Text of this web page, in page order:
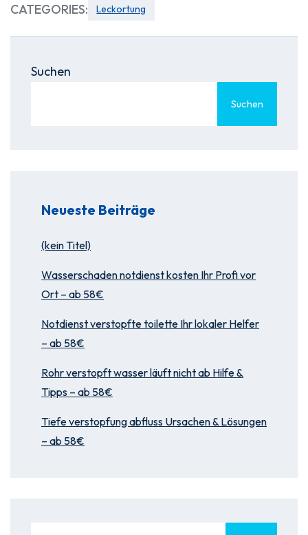
CATEGORIES: Leckortung
Suchen
Suchen
Neueste Beiträge
(kein Titel)
Wasserschaden notdienst kosten Ihr Profi vor
Ort – ab 58€
Notdienst verstopfte toilette Ihr lokaler Helfer
– ab 58€
Rohr verstopft wasser läuft nicht ab Hilfe &
Tipps – ab 58€
Tiefe verstopfung abfluss Ursachen & Lösungen
– ab 58€